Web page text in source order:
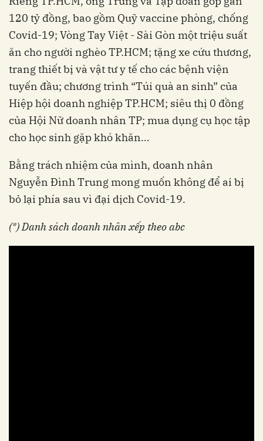
120 tỷ đồng, bao gồm Quỹ vaccine phòng, chống
Covid-19; Vòng Tay Việt - Sài Gòn một triệu suất
ăn cho người nghèo TP.HCM; tặng xe cứu thương,
trang thiết bị và vật tư y tế cho các bệnh viện
tuyến đầu; chương trình “Túi quà an sinh” của
Hiệp hội doanh nghiệp TP.HCM; siêu thị 0 đồng
của Hội Nữ doanh nhân TP; mua dụng cụ học tập
cho học sinh gặp khó khăn…
Bằng trách nhiệm của mình, doanh nhân
Nguyễn Đình Trung mong muốn không để ai bị
bỏ lại phía sau vì đại dịch Covid-19.
(*) Danh sách doanh nhân xếp theo abc